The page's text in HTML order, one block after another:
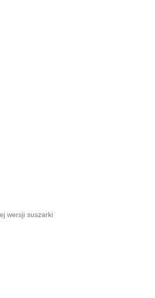
wersji suszarki